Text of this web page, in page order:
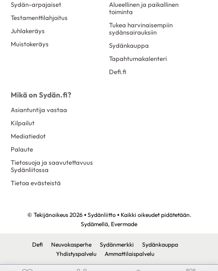
Sydän-arpajaiset
Testamenttilahjoitus
Juhlakeräys
Muistokeräys
Alueellinen ja paikallinen
toiminta
Tukea harvinaisempiin
sydänsairauksiin
Sydänkauppa
Tapahtumakalenteri
Defi.fi
Mikä on Sydän.fi?
Asiantuntija vastaa
Kilpailut
Mediatiedot
Palaute
Tietosuoja ja saavutettavuus
Sydänliitossa
Tietoa evästeistä
© Tekijänoikeus 2026 • Sydänliitto • Kaikki oikeudet pidätetään.
Sydämellä, Evermade
Defi Neuvokasperhe Sydänmerkki
Sydänkauppa
Yhdistyspalvelu
Ammattilaispalvelu